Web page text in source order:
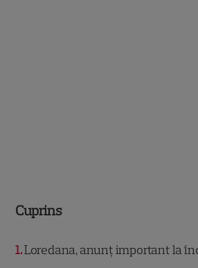
Cuprins
1 Loredana, anunț important la